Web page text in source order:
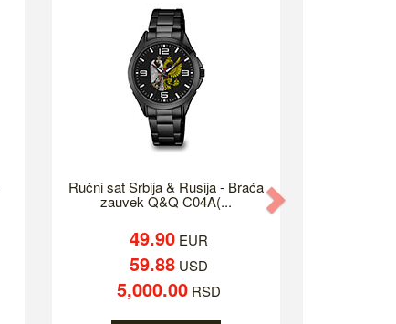
Ručni sat Srbija & Rusija - Braća
zauvek Q&Q C04A(...
49.90EUR
59.88USD
5,000.00RSD